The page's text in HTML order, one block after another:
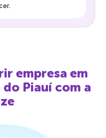
empresa em
do Piauí com a